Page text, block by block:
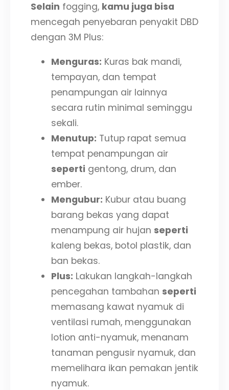
Selain fogging, kamu juga bisa
mencegah penyebaran penyakit DBD
dengan 3M Plus:
Menguras: Kuras bak mandi,
tempayan, dan tempat
penampungan air lainnya
secara rutin minimal seminggu
sekali.
Menutup: Tutup rapat semua
tempat penampungan air
seperti gentong, drum, dan
ember.
Mengubur: Kubur atau buang
barang bekas yang dapat
menampung air hujan seperti
kaleng bekas, botol plastik, dan
ban bekas.
Plus: Lakukan langkah-langkah
pencegahan tambahan seperti
memasang kawat nyamuk di
ventilasi rumah, menggunakan
lotion anti-nyamuk, menanam
tanaman pengusir nyamuk, dan
memelihara ikan pemakan jentik
nyamuk.